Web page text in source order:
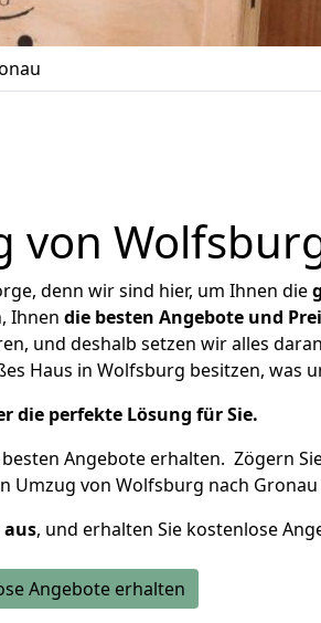
denn wir sind hier, um Ihnen die
Ihnen die besten Angebote und
und deshalb setzen wir alles
Haus in Wolfsburg besitzen, was
die perfekte Lösung für Sie.
Angebote erhalten. Zögern
Umzug von Wolfsburg nach Gronau
aus, und erhalten Sie kostenlose
Angebote erhalten